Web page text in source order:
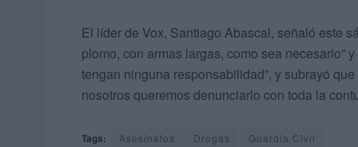
El líder de Vox, Santiago Abascal, señaló este
plomo, con armas largas, como sea necesario”
tengan ninguna responsabilidad”, y subrayó
nosotros queremos denunciarlo con toda la
Tags: Asesinatos Drogas Guardia Civil